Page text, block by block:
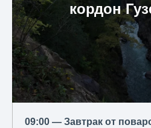
кордон
09:00 — Завтрак от